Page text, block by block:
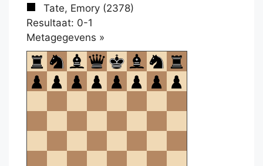
Tate, Emory (2378)
Resultaat: 0-1
Metagegevens »
om
te
openen.